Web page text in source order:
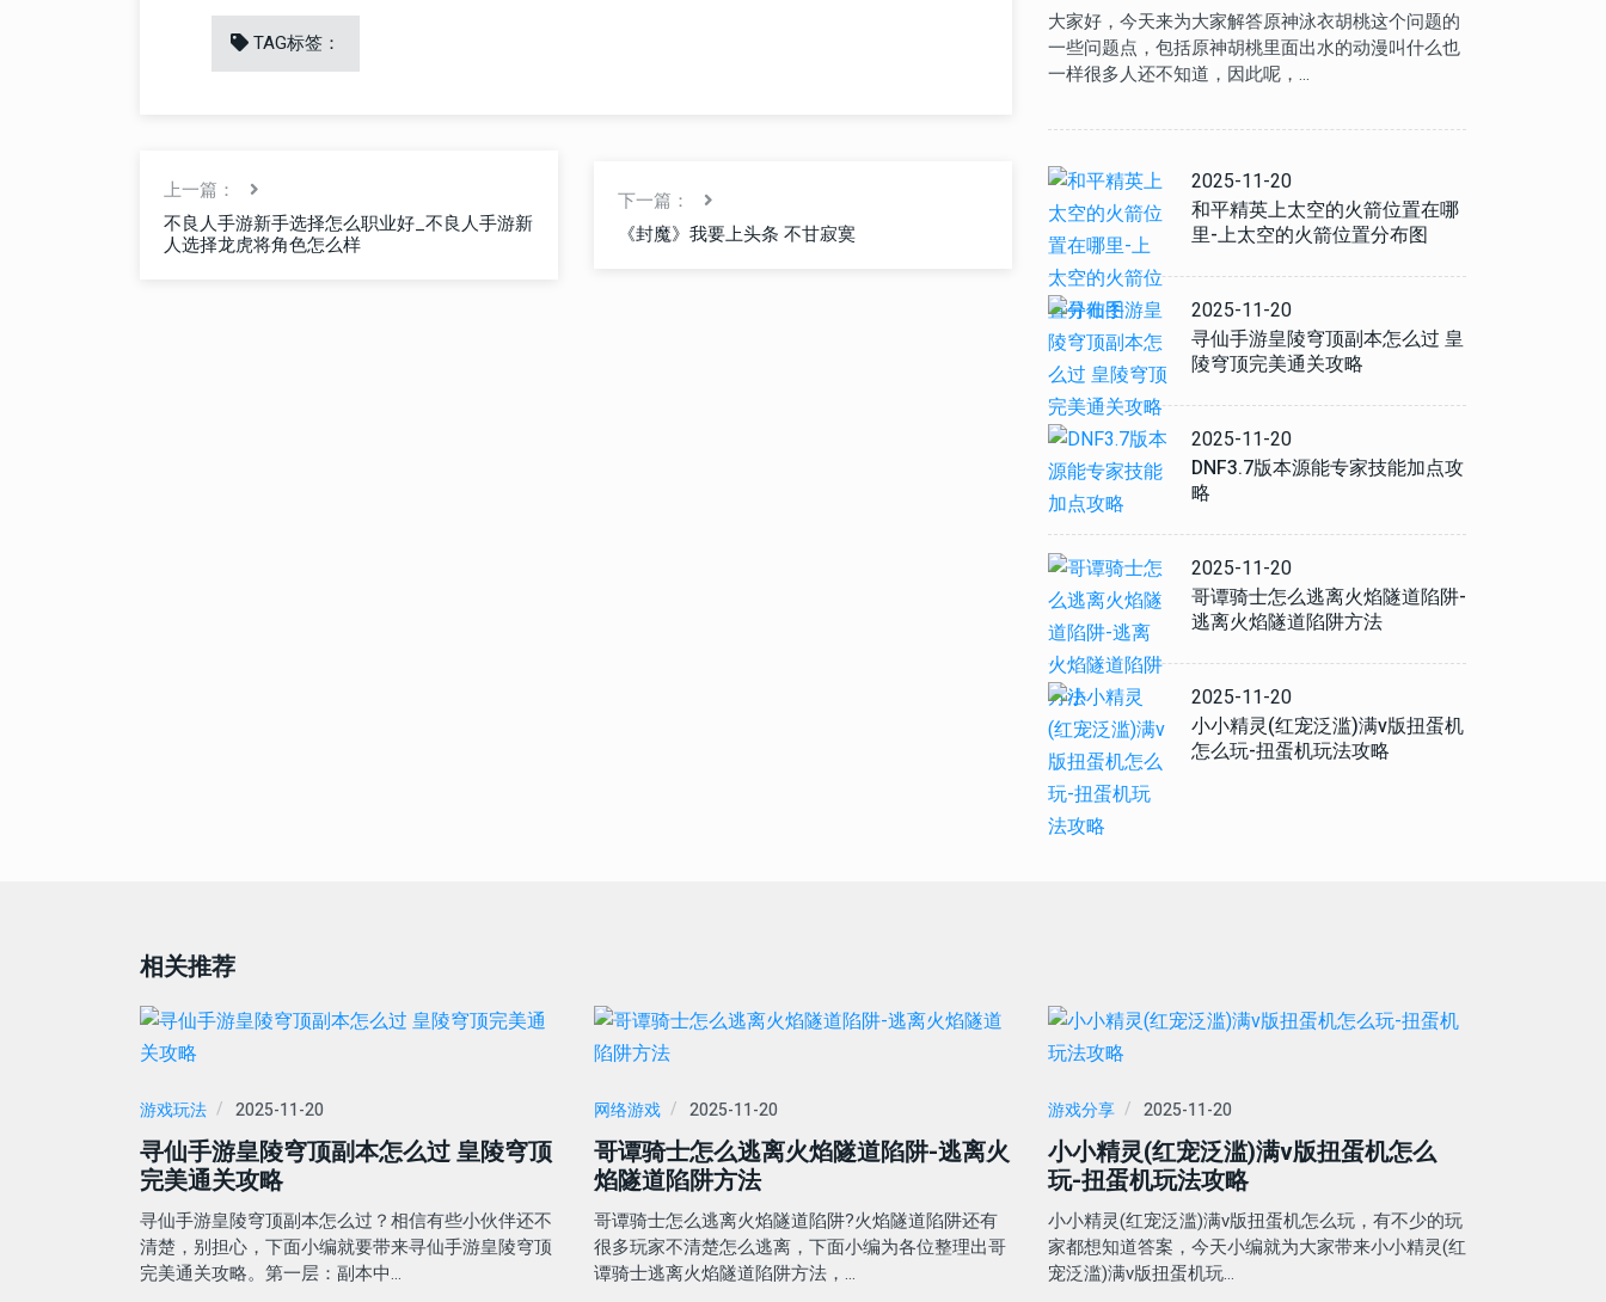
TAG标签：
上一篇：
不良人手游新手选择怎么职业好_不良人手游新
人选择龙虎将角色怎么样
下一篇：
《封魔》我要上头条 不甘寂寞
大家好，今天来为大家解答原神泳衣胡桃这个问题的
一些问题点，包括原神胡桃里面出水的动漫叫什么也
一样很多人还不知道，因此呢，…
2025-11-20
和平精英上太空的火箭位置在哪
里-上太空的火箭位置分布图
2025-11-20
寻仙手游皇陵穹顶副本怎么过 皇
陵穹顶完美通关攻略
2025-11-20
DNF3.7版本源能专家技能加点攻
略
2025-11-20
哥谭骑士怎么逃离火焰隧道陷阱-
逃离火焰隧道陷阱方法
2025-11-20
小小精灵(红宠泛滥)满v版扭蛋机
怎么玩-扭蛋机玩法攻略
相关推荐
游戏玩法 2025-11-20
寻仙手游皇陵穹顶副本怎么过 皇陵穹顶
完美通关攻略
寻仙手游皇陵穹顶副本怎么过？相信有些小伙伴还不
清楚，别担心，下面小编就要带来寻仙手游皇陵穹顶
完美通关攻略。第一层：副本中…
网络游戏 2025-11-20
哥谭骑士怎么逃离火焰隧道陷阱-逃离火
焰隧道陷阱方法
哥谭骑士怎么逃离火焰隧道陷阱?火焰隧道陷阱还有
很多玩家不清楚怎么逃离，下面小编为各位整理出哥
谭骑士逃离火焰隧道陷阱方法，…
游戏分享 2025-11-20
小小精灵(红宠泛滥)满v版扭蛋机怎么
玩-扭蛋机玩法攻略
小小精灵(红宠泛滥)满v版扭蛋机怎么玩，有不少的玩
家都想知道答案，今天小编就为大家带来小小精灵(红
宠泛滥)满v版扭蛋机玩…